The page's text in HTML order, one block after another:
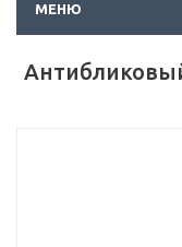
МЕНЮ